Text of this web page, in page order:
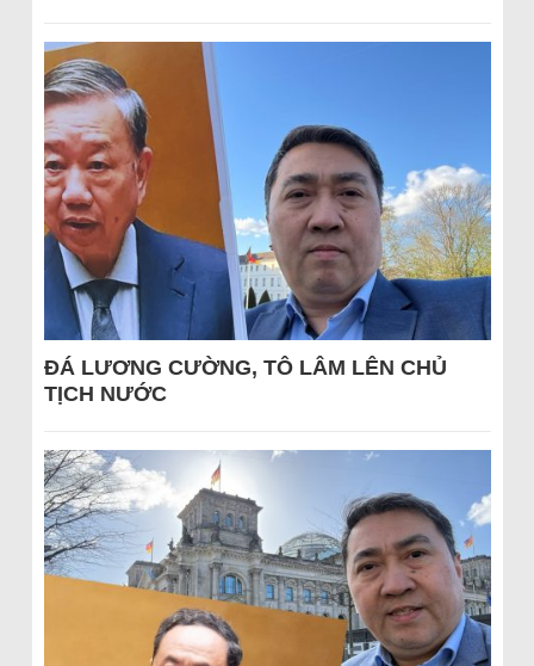
ĐÁ LƯƠNG CƯỜNG, TÔ LÂM LÊN CHỦ
TỊCH NƯỚC